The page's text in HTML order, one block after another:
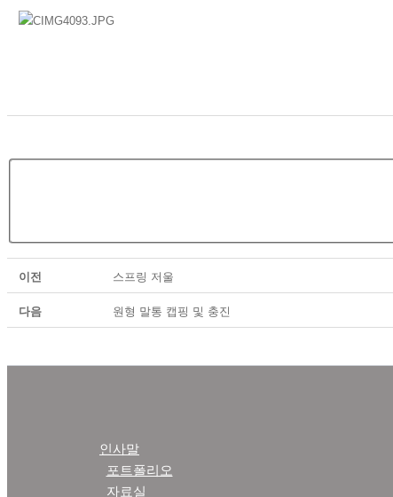
이전 스프링 저울
다음 원형 말통 캡핑 및 충진
인사말
포트폴리오
자료실